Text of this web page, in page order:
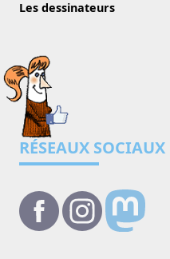
Les dessinateurs
RÉSEAUX SOCIAUX